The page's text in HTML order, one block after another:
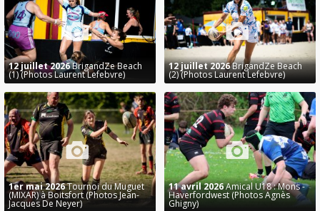
12 juillet 2026BrigandZe Beach
(1) (Photos Laurent Lefebvre)
12 juillet 2026BrigandZe Beach
(2) (Photos Laurent Lefebvre)
1er mai 2026Tournoi du Muguet
(MIXAR) à Boitsfort (Photos Jean-
Jacques De Neyer)
11 avril 2026Amical U18 : Mons -
Haverfordwest (Photos Agnès
Ghigny)